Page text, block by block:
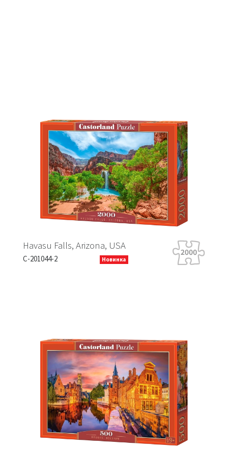
Havasu Falls, Arizona, USA
C-201044-2 Новинка
Previous